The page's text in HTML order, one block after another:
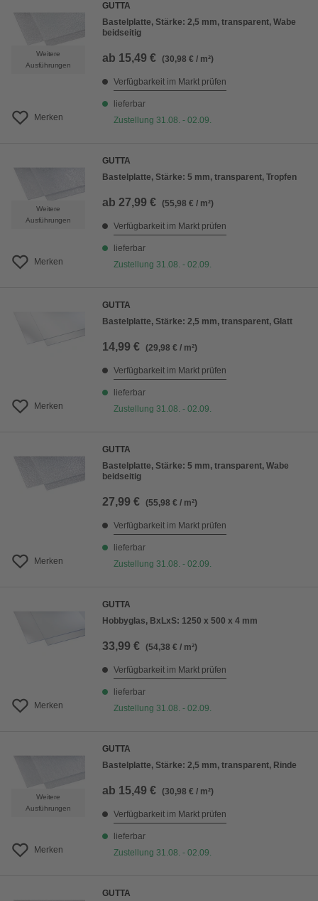
Weitere
Ausführungen
Merken
GUTTA
Bastelplatte, Stärke: 2,5 mm, transparent, Wabe
beidseitig
ab 15,49 € (30,98 € / m²)
Verfügbarkeit im Markt prüfen
lieferbar
Zustellung 31.08. - 02.09.
Weitere
Ausführungen
Merken
GUTTA
Bastelplatte, Stärke: 5 mm, transparent, Tropfen
ab 27,99 € (55,98 € / m²)
Verfügbarkeit im Markt prüfen
lieferbar
Zustellung 31.08. - 02.09.
Merken
GUTTA
Bastelplatte, Stärke: 2,5 mm, transparent, Glatt
14,99 € (29,98 € / m²)
Verfügbarkeit im Markt prüfen
lieferbar
Zustellung 31.08. - 02.09.
Merken
GUTTA
Bastelplatte, Stärke: 5 mm, transparent, Wabe
beidseitig
27,99 € (55,98 € / m²)
Verfügbarkeit im Markt prüfen
lieferbar
Zustellung 31.08. - 02.09.
Merken
GUTTA
Hobbyglas, BxLxS: 1250 x 500 x 4 mm
33,99 € (54,38 € / m²)
Verfügbarkeit im Markt prüfen
lieferbar
Zustellung 31.08. - 02.09.
Weitere
Ausführungen
Merken
GUTTA
Bastelplatte, Stärke: 2,5 mm, transparent, Rinde
ab 15,49 € (30,98 € / m²)
Verfügbarkeit im Markt prüfen
lieferbar
Zustellung 31.08. - 02.09.
GUTTA